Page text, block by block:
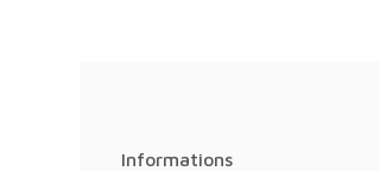
Informations